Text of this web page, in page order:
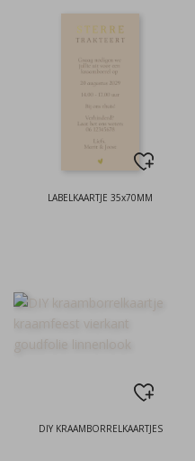
LABELKAARTJE 35x70MM
DIY KRAAMBORRELKAARTJES